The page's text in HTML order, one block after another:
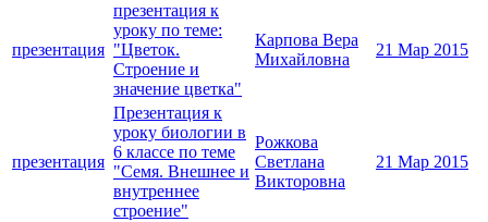
презентация
презентация к
уроку по теме:
"Цветок.
Строение и
значение цветка"
Карпова Вера
Михайловна
21 Мар 2015
презентация
Презентация к
уроку биологии в
6 классе по теме
"Семя. Внешнее и
внутреннее
строение"
Рожкова
Светлана
Викторовна
21 Мар 2015